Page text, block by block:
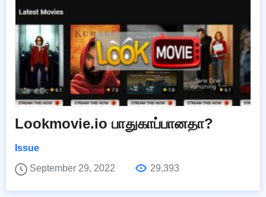
Lookmovie.io பாதுகாப்பானதா?
Issue
September 29, 2022
29,393